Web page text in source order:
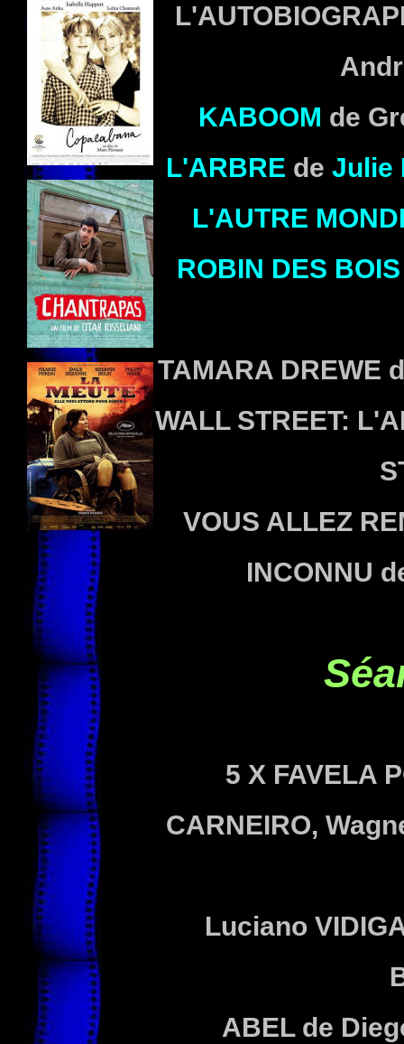
KABOOM de
L'ARBRE de Julie
L'AUTRE
ROBIN DES BOIS
TAMARA DREWE
WALL STREET:
VOUS ALLEZ
INCONNU
5 X FAVELA
CARNEIRO,
Luciano
ABELde